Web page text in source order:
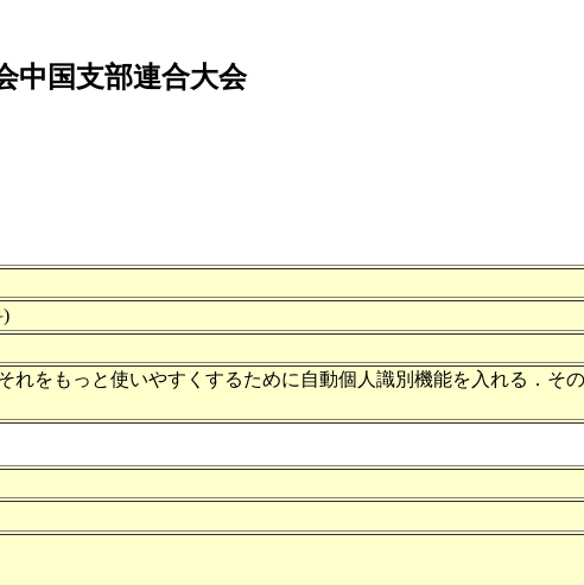
中国支部連合大会
)
れをもっと使いやすくするために自動個人識別機能を入れる．そ